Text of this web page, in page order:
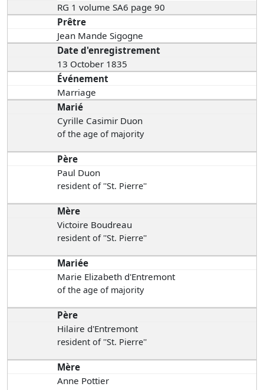
RG 1 volume SA6 page 90
Prêtre
Jean Mande Sigogne
Date d'enregistrement
13 October 1835
Événement
Marriage
Marié
Cyrille Casimir Duon
of the age of majority
Père
Paul Duon
resident of ''St. Pierre''
Mère
Victoire Boudreau
resident of ''St. Pierre''
Mariée
Marie Elizabeth d'Entremont
of the age of majority
Père
Hilaire d'Entremont
resident of ''St. Pierre''
Mère
Anne Pottier